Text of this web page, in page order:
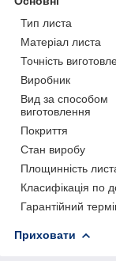
Тип листа
Матеріал листа
Точність
Виробник
Вид за способом
виготовлення
Покриття
Стан виробу
Площинність
Класифікація по
Гарантійний
Приховати